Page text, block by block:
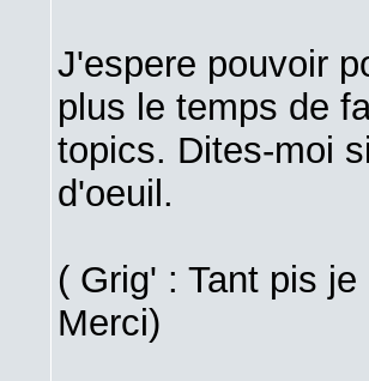
J'espere pouvoir
plus le temps de
topics. Dites-moi
d'oeuil.
( Grig' : Tant pis
Merci)